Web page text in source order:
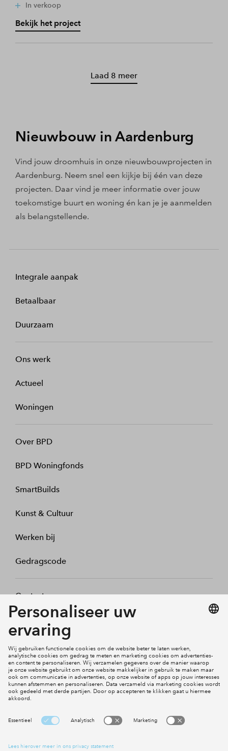
In verkoop
Bekijk het project
Laad 8 meer
Nieuwbouw in Aardenburg
Vind jouw droomhuis in onze nieuwbouwprojecten in
Aardenburg. Neem snel een kijkje bij één van deze
projecten. Daar vind je meer informatie over jouw
toekomstige buurt en woning én kan je je aanmelden
als belangstellende.
Integrale aanpak
Betaalbaar
Duurzaam
Ons werk
Actueel
Woningen
Over BPD
BPD Woningfonds
SmartBuilds
Kunst & Cultuur
Werken bij
Gedragscode
Contact
Mijn profiel
Social Media
Cookies